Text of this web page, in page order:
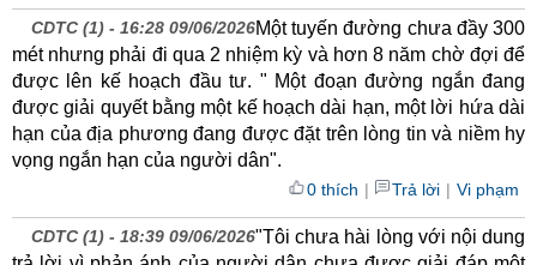
CDTC (1) - 16:28 09/06/2026Một tuyến đường chưa đầy 300
mét nhưng phải đi qua 2 nhiệm kỳ và hơn 8 năm chờ đợi để
được lên kế hoạch đầu tư. " Một đoạn đường ngắn đang
được giải quyết bằng một kế hoạch dài hạn, một lời hứa dài
hạn của địa phương đang được đặt trên lòng tin và niềm hy
vọng ngắn hạn của người dân".
0 thích | Trả lời | Vi phạm
CDTC (1) - 18:39 09/06/2026"Tôi chưa hài lòng với nội dung